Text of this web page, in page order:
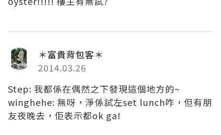
＊富貴背包客＊
2014.03.26
Step: 我都係在偶然之下發現這個地方的~
winghehe: 無呀，淨係試左set lunch咋，但有朋
友夜晚去，佢表示都ok ga!